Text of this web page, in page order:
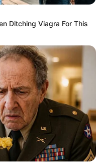
Ditching Viagra For This